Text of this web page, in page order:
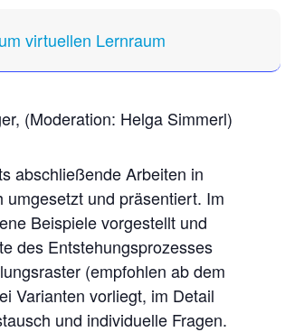
virtuellen Lernraum
(Moderation: Helga Simmerl)
abschließende Arbeiten in
und präsentiert. Im
Beispiele vorgestellt und
des Entstehungsprozesses
(empfohlen ab dem
Varianten vorliegt, im Detail
und individuelle Fragen.